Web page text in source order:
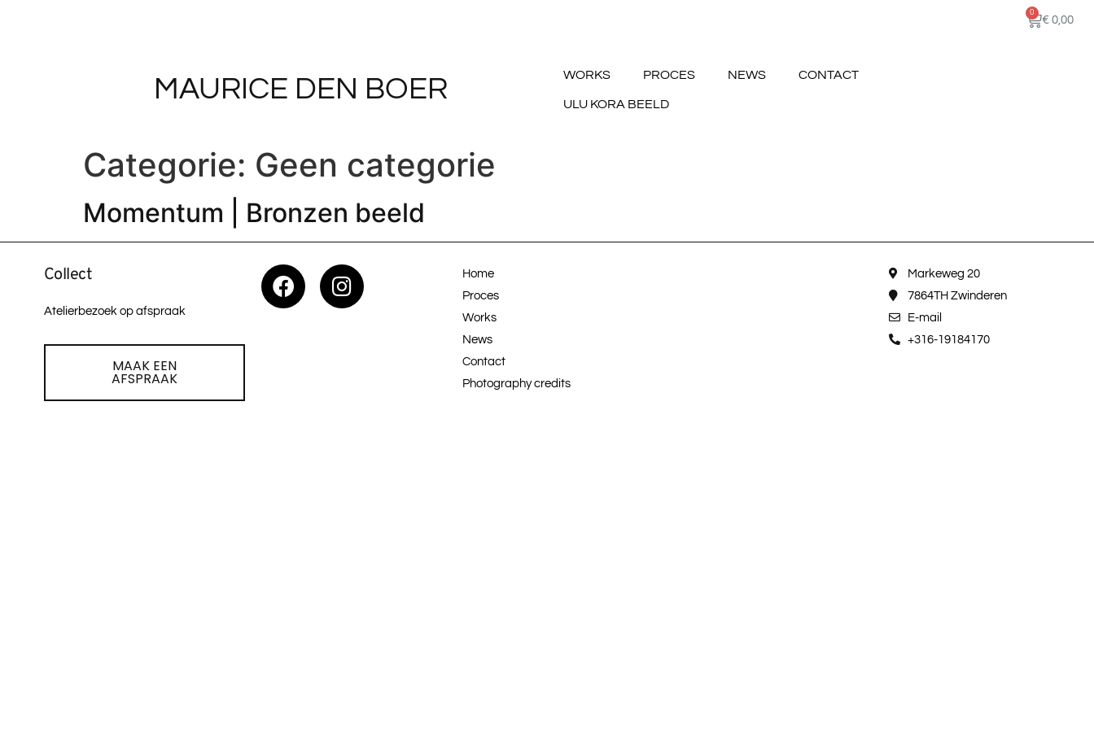
€ 0,00
0
MAURICE DEN BOER WORKS PROCES NEWS CONTACT
ULU KORA BEELD
Categorie: Geen categorie
Momentum | Bronzen beeld
Collect
Atelierbezoek op afspraak
MAAK EEN
AFSPRAAK
Home
Proces
Works
News
Contact
Photography credits
Markeweg 20
7864TH Zwinderen
E-mail
+316-19184170